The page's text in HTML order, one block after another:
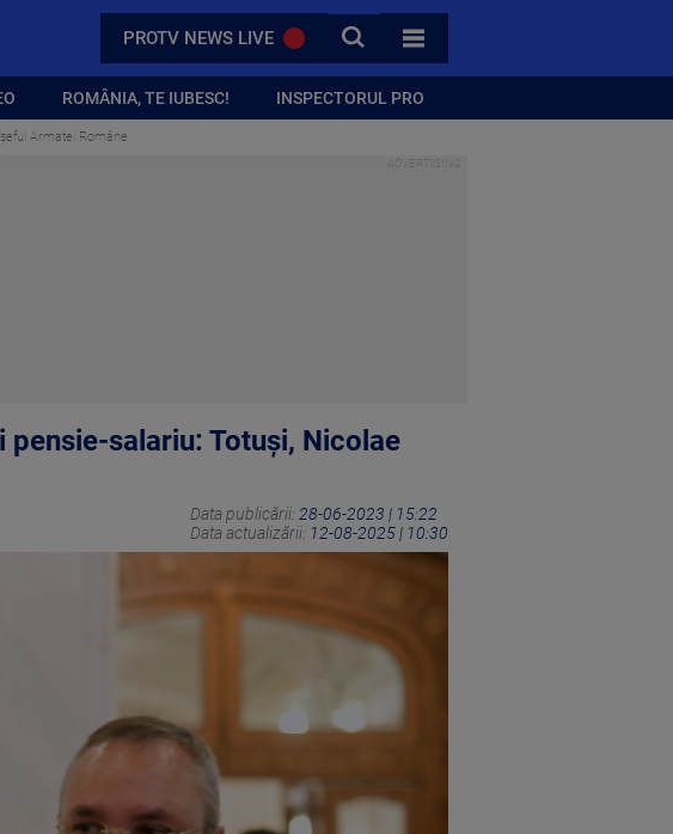
PROTV NEWS LIVE CAUTA
TOATE CATEGORIILE
ROMÂNIA, TE IUBESC! INSPECTORUL PRO
Armatei Române
salariu: Totuşi, Nicolae
Data publicării: 28-06-2023 | 15:22
Data actualizării: 12-08-2025 | 10:30